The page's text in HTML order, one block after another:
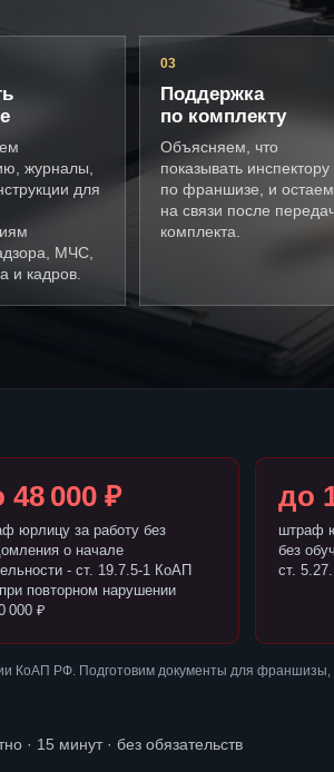
журналы,
для
МЧС,
и кадров.
03
Поддержка
по комплекту
Объясняем, что
показывать инспектору
по франшизе, и
на связи после
комплекта.
48 000 ₽
юрлицу за работу без
о начале
- ст. 19.7.5-1 КоАП
повторном нарушении
000 ₽
до
штраф
без
ст.
КоАП РФ. Подготовим документы для
· 15 минут · без обязательств